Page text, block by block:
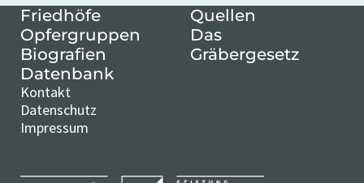
Friedhöfe
Opfergruppen
Biografien
Datenbank
Quellen
Das
Gräbergesetz
Kontakt
Datenschutz
Impressum